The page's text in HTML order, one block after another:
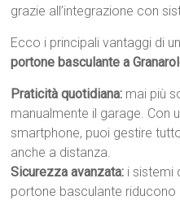
grazie all’integrazione con
Ecco i principali vantaggi di
portone basculante a
Praticità quotidiana: mai più
manualmente il garage. Con
smartphone, puoi gestire
anche a distanza.
Sicurezza avanzata: i sistemi
portone basculante riducono